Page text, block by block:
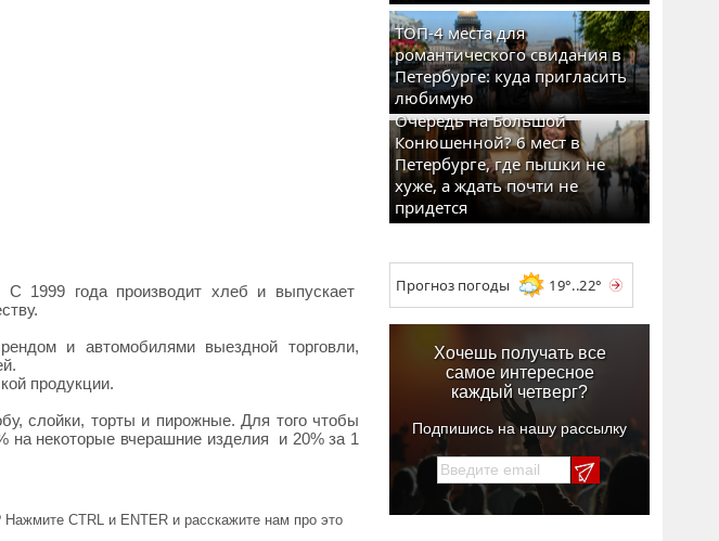
С 1999 года производит хлеб и выпускает
и автомобилями выездной торговли,
продукции.
слойки, торты и пирожные. Для того чтобы
на некоторые вчерашние изделия и 20% за 1
CTRL и ENTER и расскажите нам про это
ТОП-4 места для
романтического свидания в
Петербурге: куда пригласить
любимую
Очередь на Большой
Конюшенной? 6 мест в
Петербурге, где пышки не
хуже, а ждать почти не
придется
Прогноз погоды 19°..22°
Хочешь получать все
самое интересное
каждый четверг?
Подпишись на нашу рассылку